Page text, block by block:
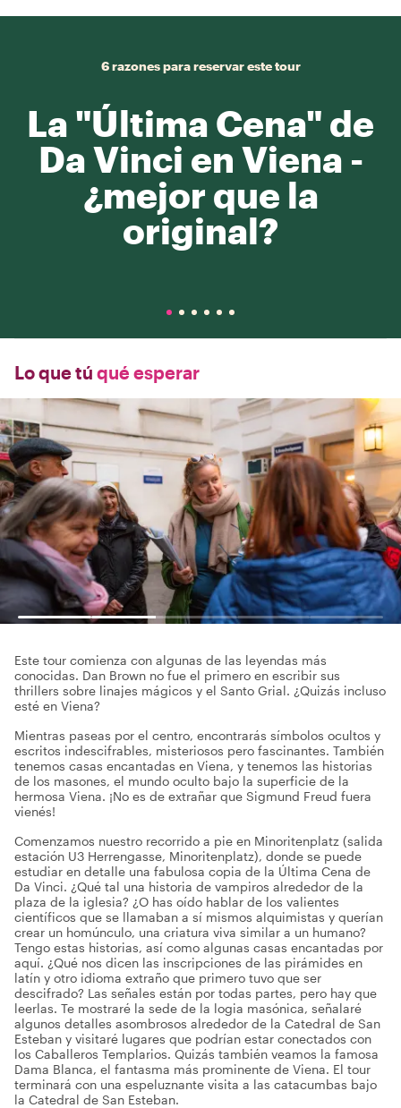
6 razones para reservar este tour
La "Última Cena" de
Da Vinci en Viena -
¿mejor que la
original?
Lo que tú qué esperar
Este tour comienza con algunas de las leyendas más
conocidas. Dan Brown no fue el primero en escribir sus
thrillers sobre linajes mágicos y el Santo Grial. ¿Quizás incluso
esté en Viena?
Mientras paseas por el centro, encontrarás símbolos ocultos y
escritos indescifrables, misteriosos pero fascinantes. También
tenemos casas encantadas en Viena, y tenemos las historias
de los masones, el mundo oculto bajo la superficie de la
hermosa Viena. ¡No es de extrañar que Sigmund Freud fuera
vienés!
Comenzamos nuestro recorrido a pie en Minoritenplatz (salida
estación U3 Herrengasse, Minoritenplatz), donde se puede
estudiar en detalle una fabulosa copia de la Última Cena de
Da Vinci. ¿Qué tal una historia de vampiros alrededor de la
plaza de la iglesia? ¿O has oído hablar de los valientes
científicos que se llamaban a sí mismos alquimistas y querían
crear un homúnculo, una criatura viva similar a un humano?
Tengo estas historias, así como algunas casas encantadas por
aquí. ¿Qué nos dicen las inscripciones de las pirámides en
latín y otro idioma extraño que primero tuvo que ser
descifrado? Las señales están por todas partes, pero hay que
leerlas. Te mostraré la sede de la logia masónica, señalaré
algunos detalles asombrosos alrededor de la Catedral de San
Esteban y visitaré lugares que podrían estar conectados con
los Caballeros Templarios. Quizás también veamos la famosa
Dama Blanca, el fantasma más prominente de Viena. El tour
terminará con una espeluznante visita a las catacumbas bajo
la Catedral de San Esteban.